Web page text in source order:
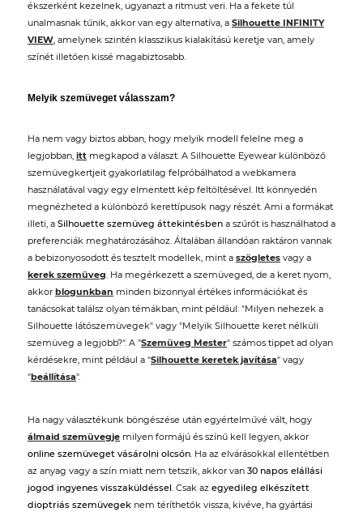
ékszerként kezelnek, ugyanazt a ritmust veri. Ha a fekete túl
unalmasnak tűnik, akkor van egy alternatíva, a Silhouette INFINITY
VIEW, amelynek szintén klasszikus kialakítású keretje van, amely
színét illetően kissé magabiztosabb.
Melyik szemüveget válasszam?
Ha nem vagy biztos abban, hogy melyik modell felelne meg a
legjobban, itt megkapod a választ. A Silhouette Eyewear különböző
szemüvegkertjeit gyakorlatilag felpróbálhatod a webkamera
használatával vagy egy elmentett kép feltöltésével. Itt könnyedén
megnézheted a különböző kerettípusok nagy részét. Ami a formákat
illeti, a Silhouette szemüveg áttekintésben a szűrőt is használhatod a
preferenciák meghatározásához. Általában állandóan raktáron vannak
a bebizonyosodott és tesztelt modellek, mint a szögletes vagy a
kerek szemüveg. Ha megérkezett a szemüveged, de a keret nyom,
akkor blogunkban minden bizonnyal értékes információkat és
tanácsokat találsz olyan témákban, mint például: "Milyen nehezek a
Silhouette látószemüvegek" vagy "Melyik Silhouette keret nélküli
szemüveg a legjobb?". A "Szemüveg Mester" számos tippet ad olyan
kérdésekre, mint például a "Silhouette keretek javítása" vagy
"beállítása".
Ha nagy választékunk böngészése után egyértelművé vált, hogy
álmaid szemüvegje milyen formájú és színű kell legyen, akkor
online szemüveget vásárolni olcsón. Ha az elvárásokkal ellentétben
az anyag vagy a szín miatt nem tetszik, akkor van 30 napos elállási
jogod ingyenes visszaküldéssel. Csak az egyedileg elkészített
dioptriás szemüvegek nem téríthetők vissza, kivéve, ha gyártási